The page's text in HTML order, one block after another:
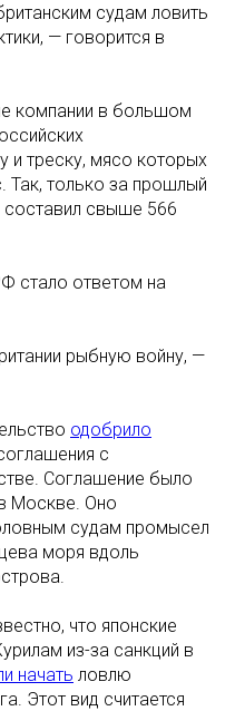
судам ловить
— говорится в
компании в большом
и треску, мясо которых
Так, только за прошлый
свыше 566
стало ответом на
рыбную войну, —
одобрило
с
Соглашение было
Москве. Оно
судам промысел
моря вдоль
что японские
из-за санкций в
начать ловлю
Этот вид считается